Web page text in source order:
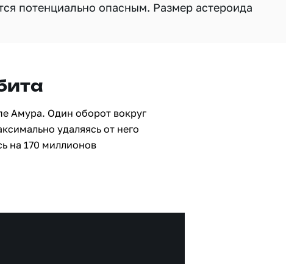
потенциально опасным. Размер астероида
Амура. Один оборот вокруг
удаляясь от него
на 170 миллионов